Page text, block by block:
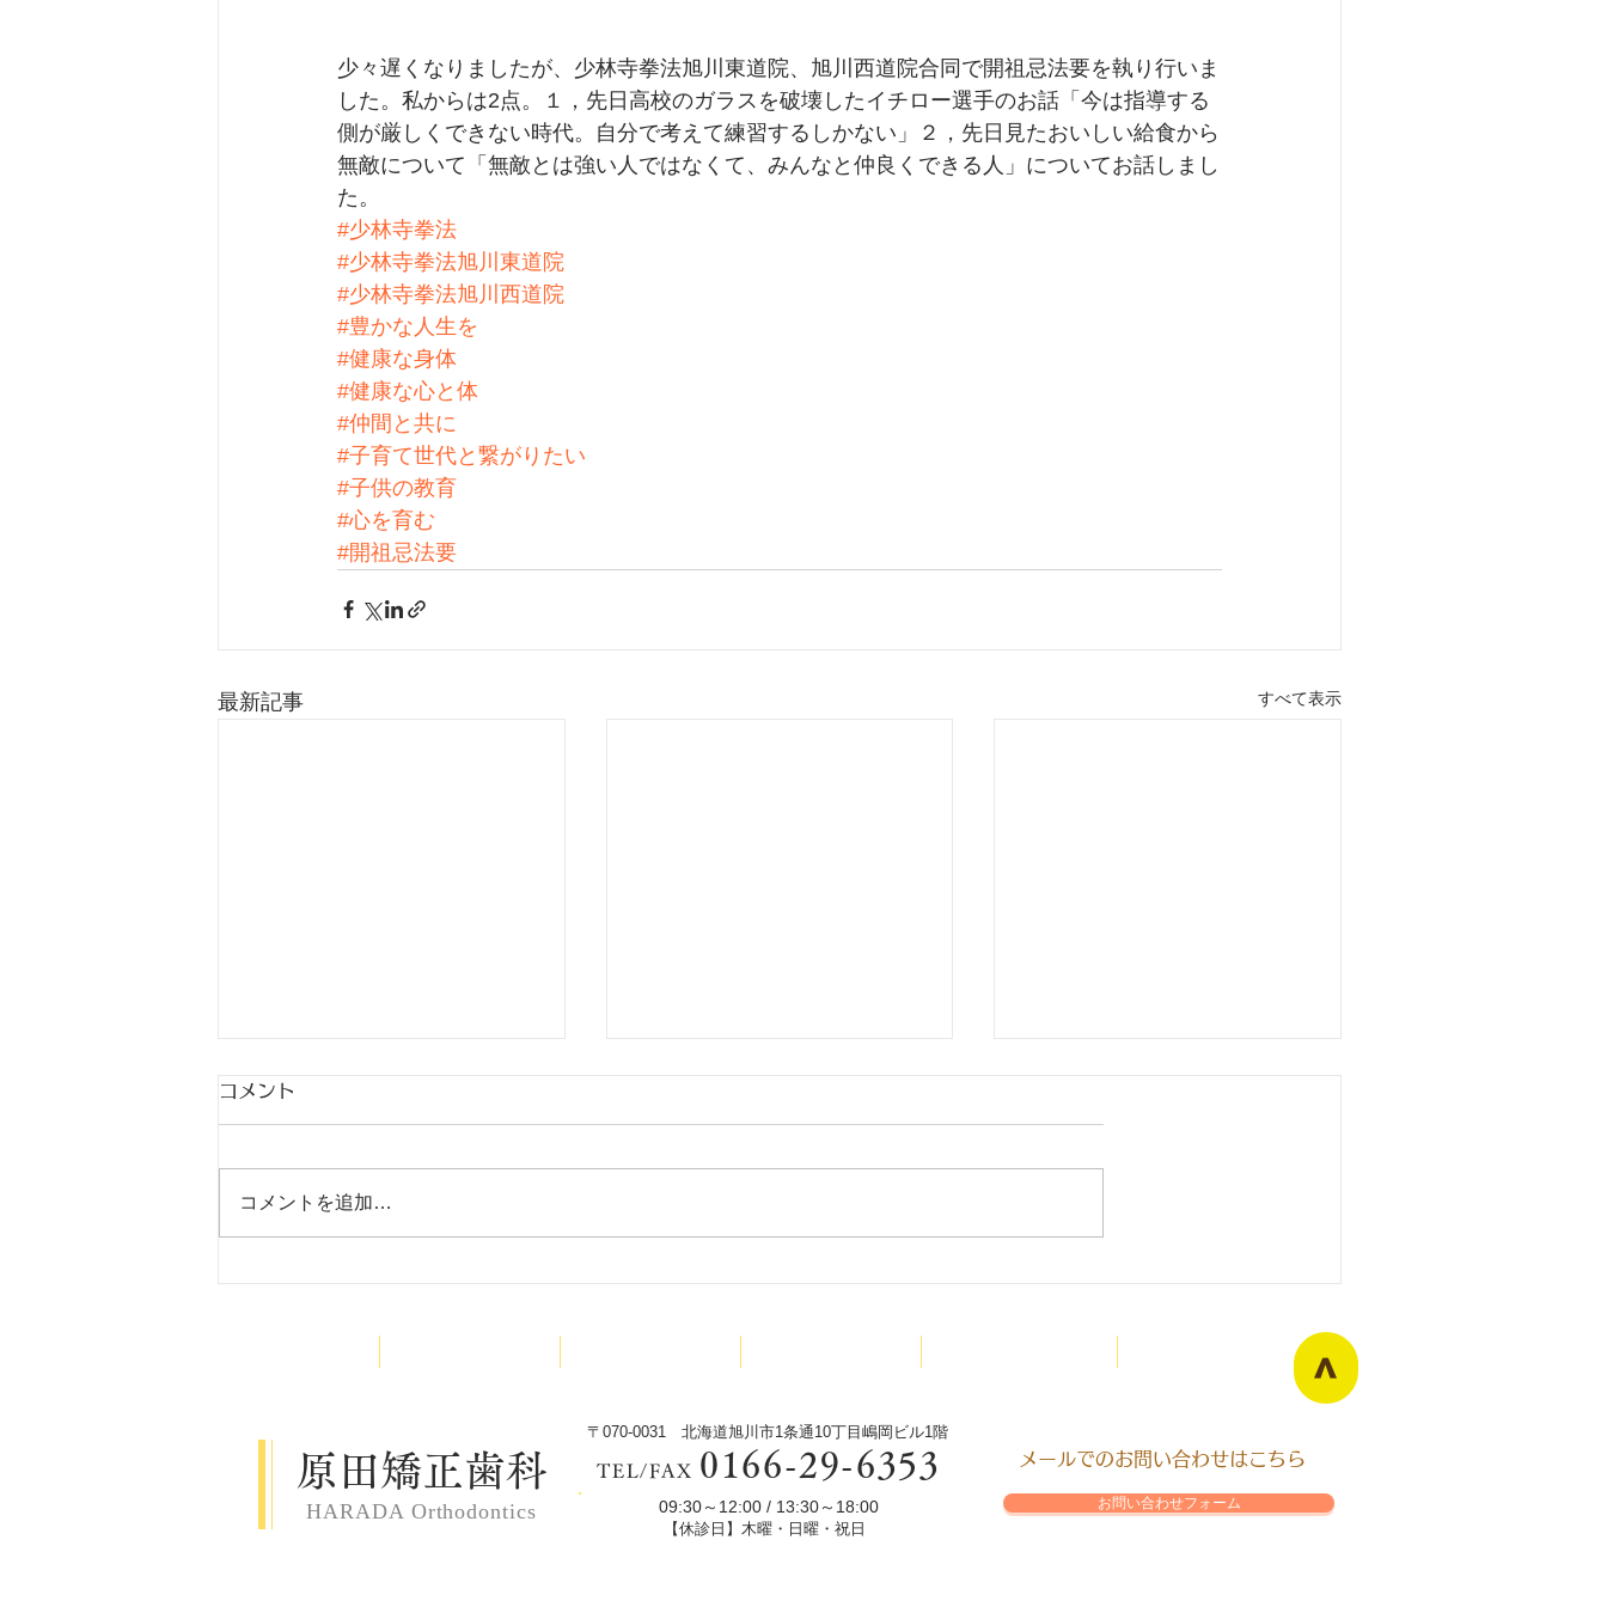
少々遅くなりましたが、少林寺拳法旭川東道院、旭川西道院合同で開祖忌法要を執り行いま
した。私からは2点。１，先日高校のガラスを破壊したイチロー選手のお話「今は指導する
側が厳しくできない時代。自分で考えて練習するしかない」２，先日見たおいしい給食から
無敵について「無敵とは強い人ではなくて、みんなと仲良くできる人」についてお話しまし
た。
#少林寺拳法
#少林寺拳法旭川東道院
#少林寺拳法旭川西道院
#豊かな人生を
#健康な身体
#健康な心と体
#仲間と共に
#子育て世代と繋がりたい
#子供の教育
#心を育む
#開祖忌法要
最新記事 すべて表示
コメント
コメントを追加…
原田矯正歯科
HARADA Orthodontics
〒070-0031 北海道旭川市1条通10丁目嶋岡ビル1階
TEL/FAX 0166-29-6353
09:30～12:00 / 13:30～18:00
【休診日】木曜・日曜・祝日
​メールでのお問い合わせはこちら
お問い合わせフォーム
>